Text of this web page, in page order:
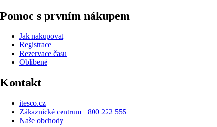
Pomoc s prvním nákupem
Jak nakupovat
Registrace
Rezervace času
Oblíbené
Kontakt
itesco.cz
Zákaznické centrum - 800 222 555
Naše obchody